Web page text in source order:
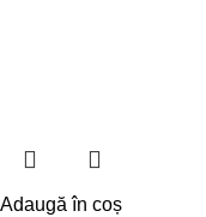
Adaugă în coș